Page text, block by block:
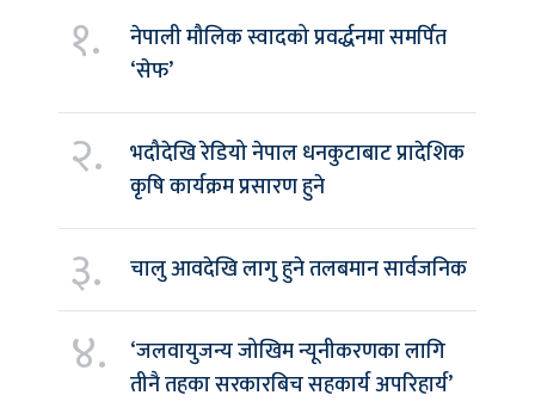
१.
नेपाली मौलिक स्वादको प्रवर्द्धनमा समर्पित
‘सेफ’
२.
भदौदेखि रेडियो नेपाल धनकुटाबाट प्रादेशिक
कृषि कार्यक्रम प्रसारण हुने
३. चालु आवदेखि लागु हुने तलबमान सार्वजनिक
४.
‘जलवायुजन्य जोखिम न्यूनीकरणका लागि
तीनै तहका सरकारबिच सहकार्य अपरिहार्य’